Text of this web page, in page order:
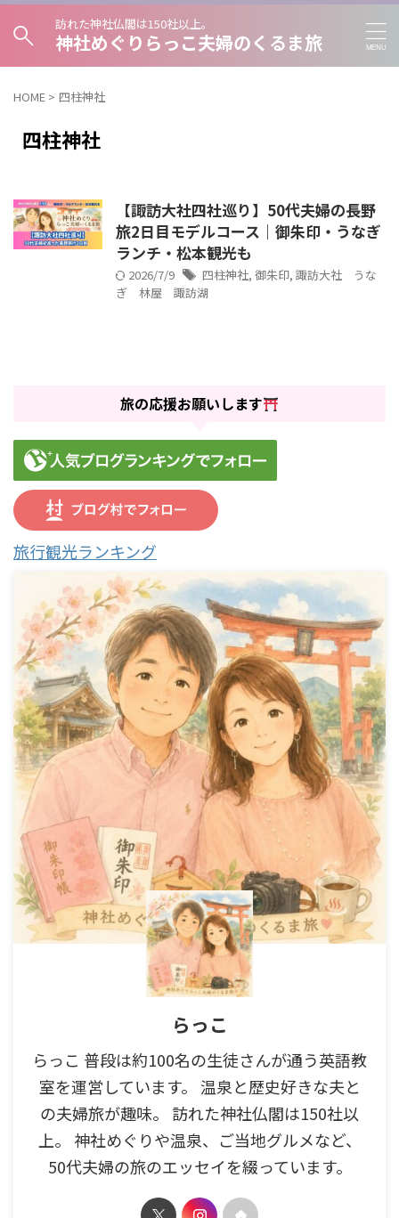
訪れた神社仏閣は150社以上。
神社めぐりらっこ夫婦のくるま旅
HOME > 四柱神社
四柱神社
【諏訪大社四社巡り】50代夫婦の長野
旅2日目モデルコース｜御朱印・うなぎ
ランチ・松本観光も
2026/7/9 四柱神社, 御朱印, 諏訪大社 うな
ぎ 林屋 諏訪湖
旅の応援お願いします
旅行観光ランキング
らっこ
らっこ 普段は約100名の生徒さんが通う英語教
室を運営しています。 温泉と歴史好きな夫と
の夫婦旅が趣味。 訪れた神社仏閣は150社以
上。 神社めぐりや温泉、ご当地グルメなど、
50代夫婦の旅のエッセイを綴っています。